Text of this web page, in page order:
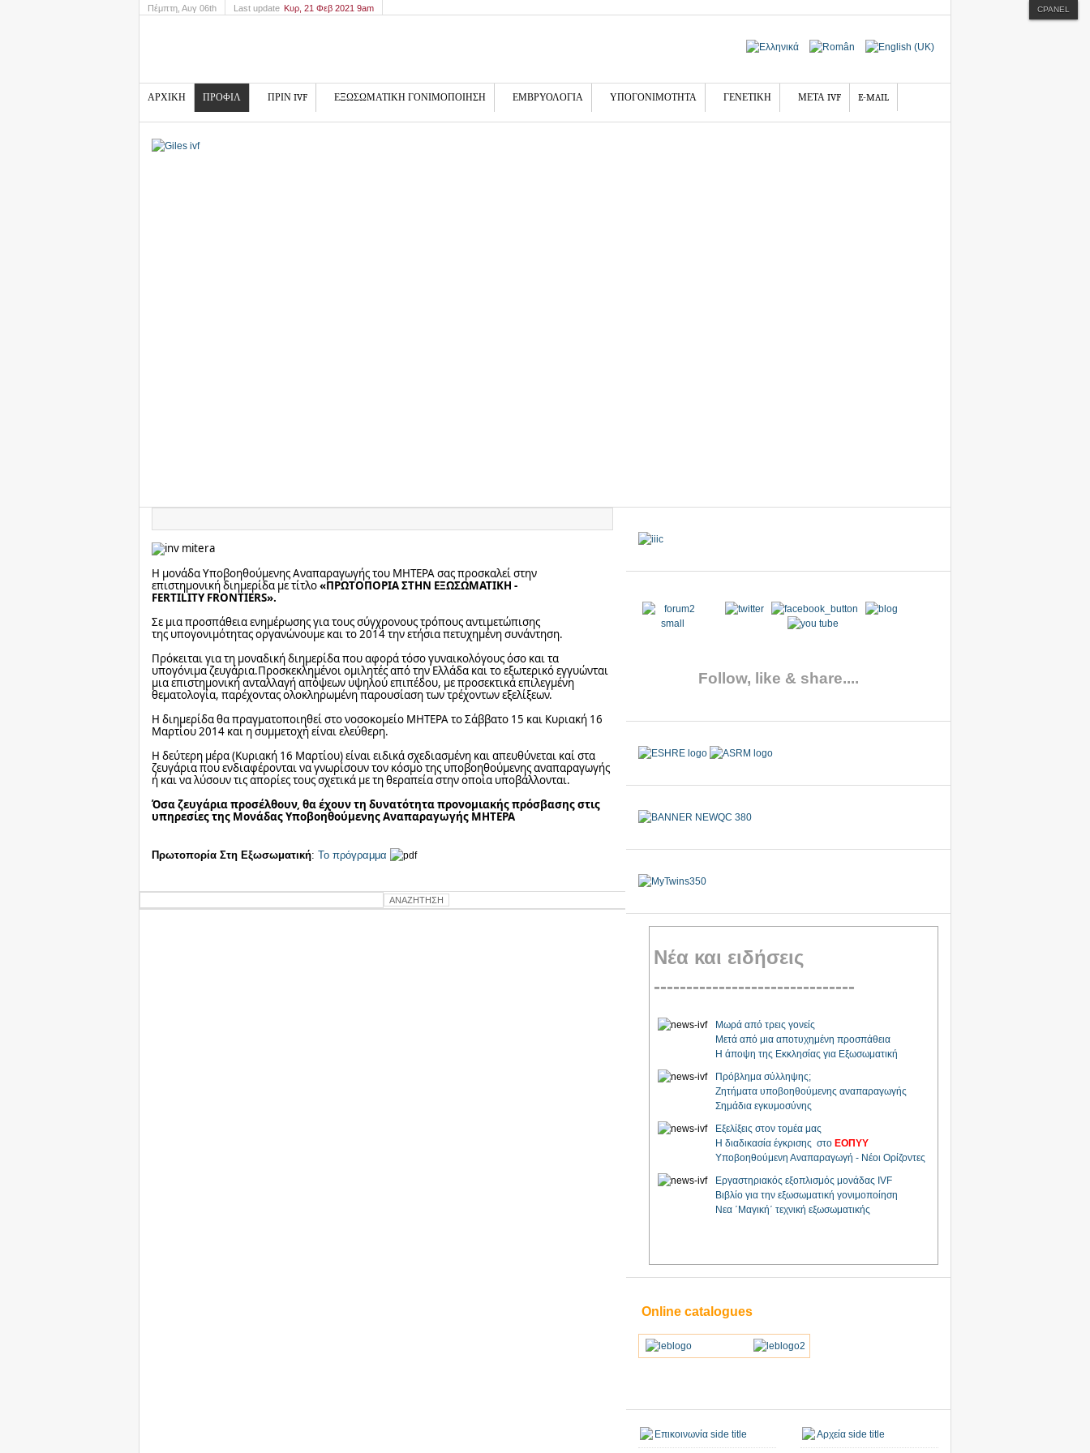
Πέμπτη , Αυγ 06th Last update Κυρ, 21 Φεβ 2021 9am
ΑΡΧΙΚΗ ΠΡΟΦΙΛ ΠΡΙΝ IVF ΕΞΩΣΩΜΑΤΙΚΗ ΓΟΝΙΜΟΠΟΙΗΣΗ ΕΜΒΡΥΟΛΟΓΙΑ ΥΠΟΓΟΝΙΜΟΤΗΤΑ ΓΕΝΕΤΙΚΗ ΜΕΤΑ IVF E-MAIL
CPANEL
Η μονάδα Υποβοηθούμενης Αναπαραγωγής του ΜΗΤΕΡΑ σας προσκαλεί στην
επιστημονική διημερίδα με τίτλο«ΠΡΩΤΟΠΟΡΙΑ ΣΤΗΝ ΕΞΩΣΩΜΑΤΙΚΗ -
FERTILITY FRONTIERS».
Σε μια προσπάθεια ενημέρωσης για τους σύγχρονους τρόπους αντιμετώπισης
της υπογονιμότητας οργανώνουμε και το 2014 την ετήσια πετυχημένη συνάντηση.
Πρόκειται για τη μοναδική διημερίδα που αφορά τόσο γυναικολόγους όσο και τα
υπογόνιμα ζευγάρια.Προσκεκλημένοι ομιλητές από την Ελλάδα και το εξωτερικό εγγυώνται
μια επιστημονική ανταλλαγή απόψεων υψηλού επιπέδου, με προσεκτικά επιλεγμένη
θεματολογία, παρέχοντας ολοκληρωμένη παρουσίαση των τρέχοντων εξελίξεων.
Η διημερίδα θα πραγματοποιηθεί στο νοσοκομείο ΜΗΤΕΡΑ το Σάββατο 15 και Κυριακή 16
Μαρτίου 2014 και η συμμετοχή είναι ελεύθερη.
Η δεύτερη μέρα (Κυριακή 16 Μαρτίου) είναι ειδικά σχεδιασμένη και απευθύνεται καί στα
ζευγάρια που ενδιαφέρονται να γνωρίσουν τον κόσμο της υποβοηθούμενης αναπαραγωγής
ή και να λύσουν τις απορίες τους σχετικά με τη θεραπεία στην οποία υποβάλλονται.
Όσα ζευγάρια προσέλθουν, θα έχουν τη δυνατότητα προνομιακής πρόσβασης στις
υπηρεσίες της Μονάδας Υποβοηθούμενης Αναπαραγωγής ΜΗΤΕΡΑ
Πρωτοπορία Στη Εξωσωματική: Το πρόγραμμα
Follow, like & share....
Νέα και ειδήσεις
-------------------------------
Μωρά από τρεις γονείς
Μετά από μια αποτυχημένη προσπάθεια
Η άποψη της Εκκλησίας για Εξωσωματική
Πρόβλημα σύλληψης;
Ζητήματα υποβοηθούμενης αναπαραγωγής
Σημάδια εγκυμοσύνης
Εξελίξεις στον τομέα μας
Η διαδικασία έγκρισης στο ΕΟΠΥΥ
Υποβοηθούμενη Αναπαραγωγή - Νέοι Ορίζοντες
Εργαστηριακός εξοπλισμός μονάδας IVF
Βιβλίο για την εξωσωματική γονιμοποίηση
Νεα ΄Μαγική΄ τεχνική εξωσωματικής
Online catalogues